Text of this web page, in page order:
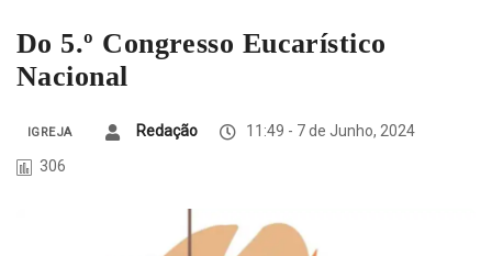
Do 5.º Congresso Eucarístico
Nacional
IGREJA Redação
11:49 - 7 de Junho, 2024
306